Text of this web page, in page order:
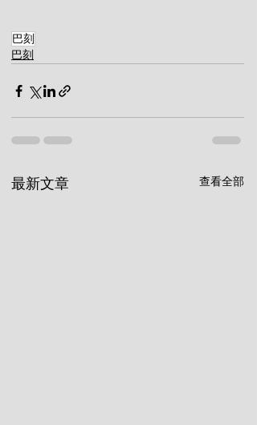
巴刻
巴刻
最新文章 查看全部